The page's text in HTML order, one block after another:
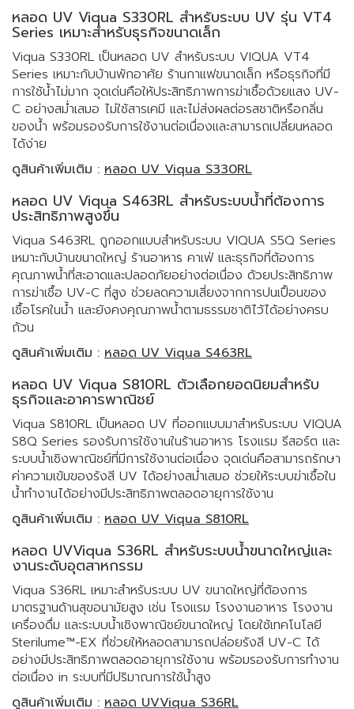
หลอด UV Viqua S330RL สำหรับระบบ UV รุ่น VT4
Series เหมาะสำหรับธุรกิจขนาดเล็ก
Viqua S330RL เป็นหลอด UV สำหรับระบบ VIQUA VT4
Series เหมาะกับบ้านพักอาศัย ร้านกาแฟขนาดเล็ก หรือธุรกิจที่มี
การใช้น้ำไม่มาก จุดเด่นคือให้ประสิทธิภาพการฆ่าเชื้อด้วยแสง UV-
C อย่างสม่ำเสมอ ไม่ใช้สารเคมี และไม่ส่งผลต่อรสชาติหรือกลิ่น
ของน้ำ พร้อมรองรับการใช้งานต่อเนื่องและสามารถเปลี่ยนหลอด
ได้ง่าย
ดูสินค้าเพิ่มเติม : หลอด UV Viqua S330RL
หลอด UV Viqua S463RL สำหรับระบบน้ำที่ต้องการ
ประสิทธิภาพสูงขึ้น
Viqua S463RL ถูกออกแบบสำหรับระบบ VIQUA S5Q Series
เหมาะกับบ้านขนาดใหญ่ ร้านอาหาร คาเฟ่ และธุรกิจที่ต้องการ
คุณภาพน้ำที่สะอาดและปลอดภัยอย่างต่อเนื่อง ด้วยประสิทธิภาพ
การฆ่าเชื้อ UV-C ที่สูง ช่วยลดความเสี่ยงจากการปนเปื้อนของ
เชื้อโรคในน้ำ และยังคงคุณภาพน้ำตามธรรมชาติไว้ได้อย่างครบ
ถ้วน
ดูสินค้าเพิ่มเติม : หลอด UV Viqua S463RL
หลอด UV Viqua S810RL ตัวเลือกยอดนิยมสำหรับ
ธุรกิจและอาคารพาณิชย์
Viqua S810RL เป็นหลอด UV ที่ออกแบบมาสำหรับระบบ VIQUA
S8Q Series รองรับการใช้งานในร้านอาหาร โรงแรม รีสอร์ต และ
ระบบน้ำเชิงพาณิชย์ที่มีการใช้งานต่อเนื่อง จุดเด่นคือสามารถรักษา
ค่าความเข้มของรังสี UV ได้อย่างสม่ำเสมอ ช่วยให้ระบบฆ่าเชื้อใน
น้ำทำงานได้อย่างมีประสิทธิภาพตลอดอายุการใช้งาน
ดูสินค้าเพิ่มเติม : หลอด UV Viqua S810RL
หลอด UVViqua S36RL สำหรับระบบน้ำขนาดใหญ่และ
งานระดับอุตสาหกรรม
Viqua S36RL เหมาะสำหรับระบบ UV ขนาดใหญ่ที่ต้องการ
มาตรฐานด้านสุขอนามัยสูง เช่น โรงแรม โรงงานอาหาร โรงงาน
เครื่องดื่ม และระบบน้ำเชิงพาณิชย์ขนาดใหญ่ โดยใช้เทคโนโลยี
Sterilume™-EX ที่ช่วยให้หลอดสามารถปล่อยรังสี UV-C ได้
อย่างมีประสิทธิภาพตลอดอายุการใช้งาน พร้อมรองรับการทำงาน
ต่อเนื่อง in ระบบที่มีปริมาณการใช้น้ำสูง
ดูสินค้าเพิ่มเติม : หลอด UVViqua S36RL